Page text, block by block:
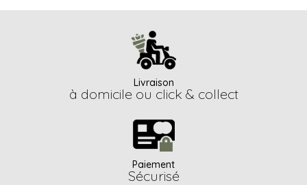
Livraison
à domicile ou click & collect
Paiement
Sécurisé